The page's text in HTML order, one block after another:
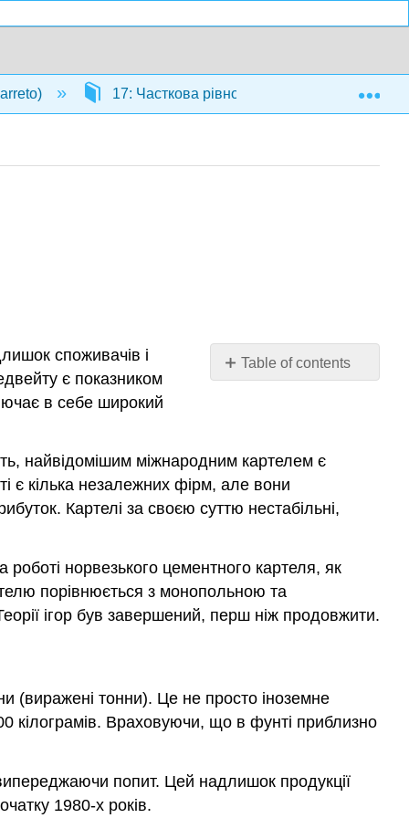
17: Часткова рівновага 17.7:
Table of contents
Огляд
монополії
Огляд
Поведінка
картеля
Етап
виробництва
(і
споживачів і
є показником
в себе широкий
найвідомішим міжнародним картелем є
є кілька незалежних фірм, але вони
Картелі за своєю суттю нестабільні,
норвезького цементного картеля, як
порівнюється з монопольною та
ігор був завершений, перш ніж продовжити.
(виражені тонни). Це не просто іноземне
кілограмів. Враховуючи, що в фунті приблизно
попит. Цей надлишок продукції
1980-х років.